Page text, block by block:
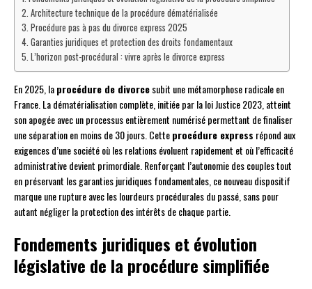
Architecture technique de la procédure dématérialisée
Procédure pas à pas du divorce express 2025
Garanties juridiques et protection des droits fondamentaux
L’horizon post-procédural : vivre après le divorce express
En 2025, laprocédure de divorcesubit une métamorphose radicale en
France. La dématérialisation complète, initiée par la loi Justice 2023, atteint
son apogée avec un processus entièrement numérisé permettant de finaliser
une séparation en moins de 30 jours. Cetteprocédure express répond aux
exigences d’une société où les relations évoluent rapidement et où l’efficacité
administrative devient primordiale. Renforçant l’autonomie des couples tout
en préservant les garanties juridiques fondamentales, ce nouveau dispositif
marque une rupture avec les lourdeurs procédurales du passé, sans pour
autant négliger la protection des intérêts de chaque partie.
Fondements juridiques et évolution
législative de la procédure simplifiée